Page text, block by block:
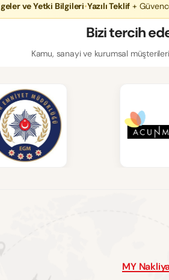
ve Yetki Bilgileri•Yazılı Teklif +
Bizi tercih
Kamu, sanayi ve kurumsal
MY